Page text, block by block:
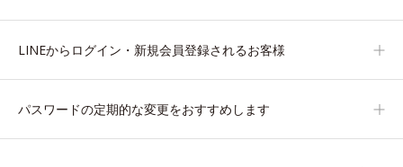
LINEからログイン・新規会員登録されるお客様
パスワードの定期的な変更をおすすめします